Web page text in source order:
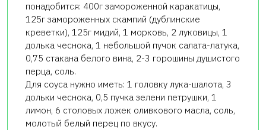
понадобится: 400г замороженной каракатицы,
125г замороженных скампий (дублинские
креветки), 125г мидий, 1 морковь, 2 луковицы, 1
долька чеснока, 1 небольшой пучок салата-латука,
0,75 стакана белого вина, 2-3 горошины душистого
перца, соль.
Для соуса нужно иметь: 1 головку лука-шалота, 3
дольки чеснока, 0,5 пучка зелени петрушки, 1
лимон, 6 столовых ложек оливкового масла, соль,
молотый белый перец по вкусу.